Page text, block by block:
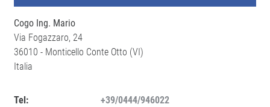
Cogo Ing. Mario
Via Fogazzaro, 24
36010 - Monticello Conte Otto (VI)
Italia
Tel:
+39/0444/946022